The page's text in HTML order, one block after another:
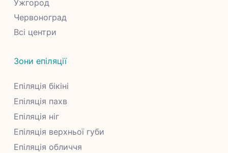
Ужгород
Червоноград
Всі центри
Зони епіляції
Епіляція бікіні
Епіляція пахв
Епіляція ніг
Епіляція верхньої губи
Епіляція обличчя